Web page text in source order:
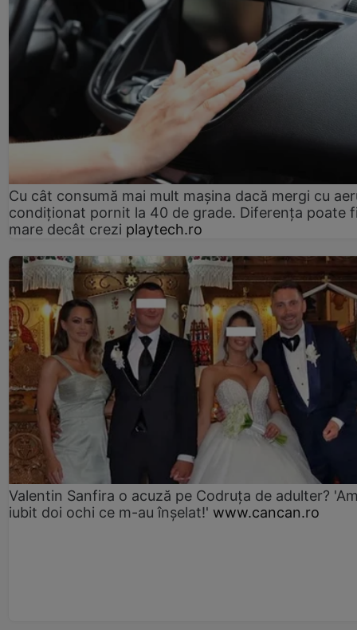
Cu cât consumă mai mult mașina dacă mergi cu
condiționat pornit la 40 de grade. Diferența poate
mare decât crezi playtech.ro
Valentin Sanfira o acuză pe Codruța de adulter?
iubit doi ochi ce m-au înșelat!' www.cancan.ro